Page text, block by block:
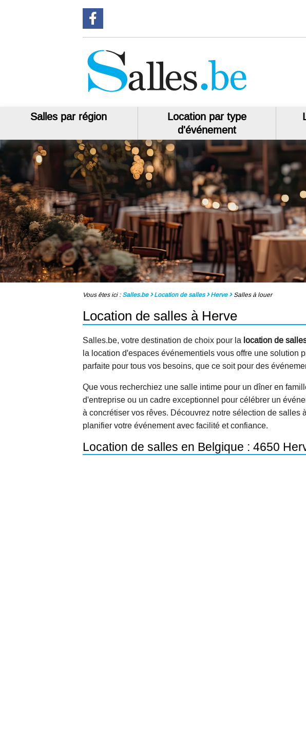
Salles par région
Location par type
d'événement
Vous êtes ici : Salles.be Location de salles Herve Salles à louer
Location de salles à Herve
Salles.be, votre destination de choix pour la location de
la location d'espaces événementiels vous offre une solution
parfaite pour tous vos besoins, que ce soit pour des
Que vous recherchiez une salle intime pour un dîner en
d'entreprise ou un cadre exceptionnel pour célébrer un
à concrétiser vos rêves. Découvrez notre sélection de salles
planifier votre événement avec facilité et confiance.
Location de salles en Belgique : 4650